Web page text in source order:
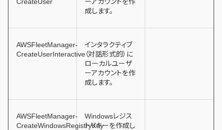
成します。
AWSFleetManager-
CreateUserInteractive
インタラクティブ
（対話形式的）に
ローカルユーザ
ーアカウントを作
成します。
AWSFleetManager-
CreateWindowsRegistryKey
Windowsレジス
トリキーを作成し